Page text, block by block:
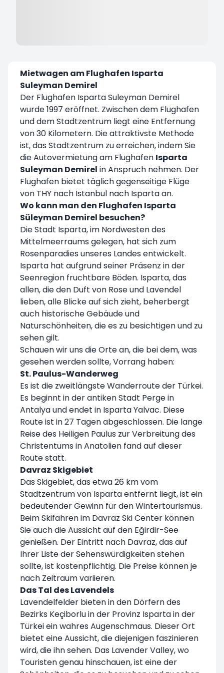
Mietwagen am Flughafen Isparta
Suleyman Demirel
Der Flughafen Isparta Suleyman Demirel
wurde 1997 eröffnet. Zwischen dem Flughafen
und dem Stadtzentrum liegt eine Entfernung
von 30 Kilometern. Die attraktivste Methode
ist, das Stadtzentrum zu erreichen, indem Sie
die Autovermietung am Flughafen Isparta
Suleyman Demirel in Anspruch nehmen. Der
Flughafen bietet täglich gegenseitige Flüge
von THY nach Istanbul nach Isparta an.
Wo kann man den Flughafen Isparta
Süleyman Demirel besuchen?
Die Stadt Isparta, im Nordwesten des
Mittelmeerraums gelegen, hat sich zum
Rosenparadies unseres Landes entwickelt.
Isparta hat aufgrund seiner Präsenz in der
Seenregion fruchtbare Böden. Isparta, das
allen, die den Duft von Rose und Lavendel
lieben, alle Blicke auf sich zieht, beherbergt
auch historische Gebäude und
Naturschönheiten, die es zu besichtigen und zu
sehen gilt.
Schauen wir uns die Orte an, die bei dem, was
gesehen werden sollte, Vorrang haben:
St. Paulus-Wanderweg
Es ist die zweitlängste Wanderroute der Türkei.
Es beginnt in der antiken Stadt Perge in
Antalya und endet in Isparta Yalvac. Diese
Route ist in 27 Tagen abgeschlossen. Die lange
Reise des Heiligen Paulus zur Verbreitung des
Christentums in Anatolien fand auf dieser
Route statt.
Davraz Skigebiet
Das Skigebiet, das etwa 26 km vom
Stadtzentrum von Isparta entfernt liegt, ist ein
bedeutender Gewinn für den Wintertourismus.
Beim Skifahren im Davraz Ski Center können
Sie auch die Aussicht auf den Eğirdir-See
genießen. Der Eintritt nach Davraz, das auf
Ihrer Liste der Sehenswürdigkeiten stehen
sollte, ist kostenpflichtig. Die Preise können je
nach Zeitraum variieren.
Das Tal des Lavendels
Lavendelfelder bieten in den Dörfern des
Bezirks Keçiborlu in der Provinz Isparta in der
Türkei ein wahres Augenschmaus. Dieser Ort
bietet eine Aussicht, die diejenigen faszinieren
wird, die ihn sehen. Das Lavender Valley, wo
Touristen genau hinschauen, ist eine der